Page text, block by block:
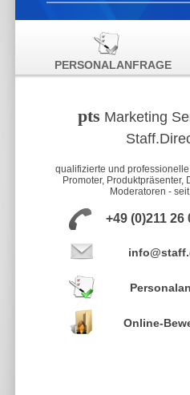
PERSONALANFRAGE
pts Marketing
qualifizierte und
Promoter, Produktpräsenter,
Moderatoren -
+49 (0)211 26
Online-